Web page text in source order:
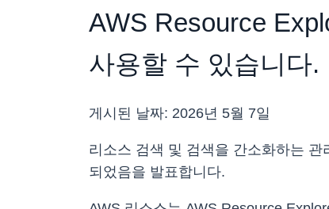
AWS Resource
사용할 수 있습니다.
게시된 날짜: 2026년 5월 7일
리소스 검색 및 검색을 간소화하는
되었음을 발표합니다.